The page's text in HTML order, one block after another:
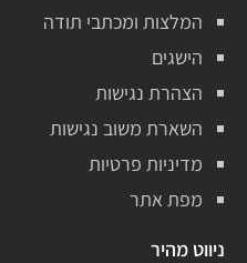
המלצות ומכתבי תודה
הישגים
הצהרת נגישות
השארת משוב נגישות
מדיניות פרטיות
מפת אתר
ניווט מהיר